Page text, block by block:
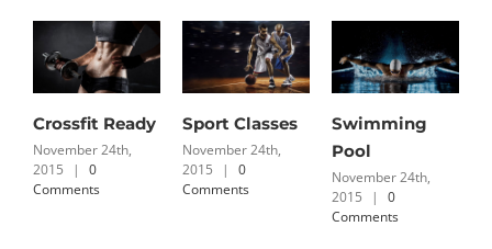
Crossfit Ready
November 24th,
2015
|
0
Comments
Sport Classes
November 24th,
2015
|
0
Comments
Swimming
Pool
November 24th,
2015
|
0
Comments